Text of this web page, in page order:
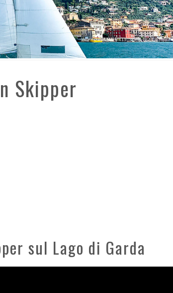
Skipper
sul Lago di Garda